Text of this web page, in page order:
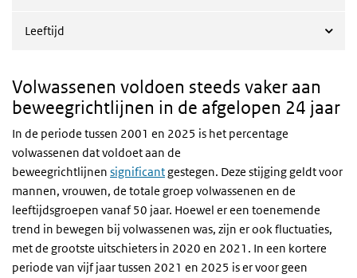
Leeftijd
Volwassenen voldoen steeds vaker aan
beweegrichtlijnen in de afgelopen 24 jaar
In de periode tussen 2001 en 2025 is het percentage
volwassenen dat voldoet aan de
beweegrichtlijnen significantgestegen. Deze stijging geldt voor
mannen, vrouwen, de totale groep volwassenen en de
leeftijdsgroepen vanaf 50 jaar. Hoewel er een toenemende
trend in bewegen bij volwassenen was, zijn er ook fluctuaties,
met de grootste uitschieters in 2020 en 2021. In een kortere
periode van vijf jaar tussen 2021 en 2025 is er voor geen